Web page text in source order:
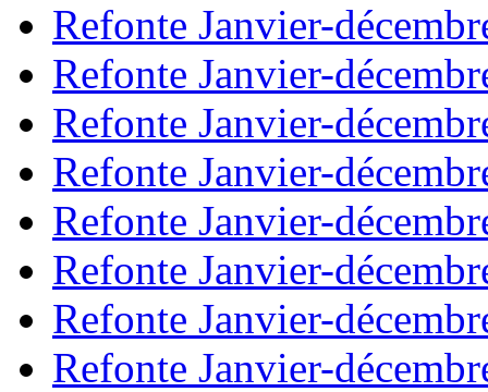
Refonte Janvier-
Refonte Janvier-
Refonte Janvier-
Refonte Janvier-
Refonte Janvier-
Refonte Janvier-
Refonte Janvier-
Refonte Janvier-